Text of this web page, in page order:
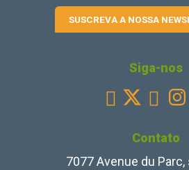
SUSCREVA A NOSSA
Siga-nos
 
Contato
7077 Avenue du